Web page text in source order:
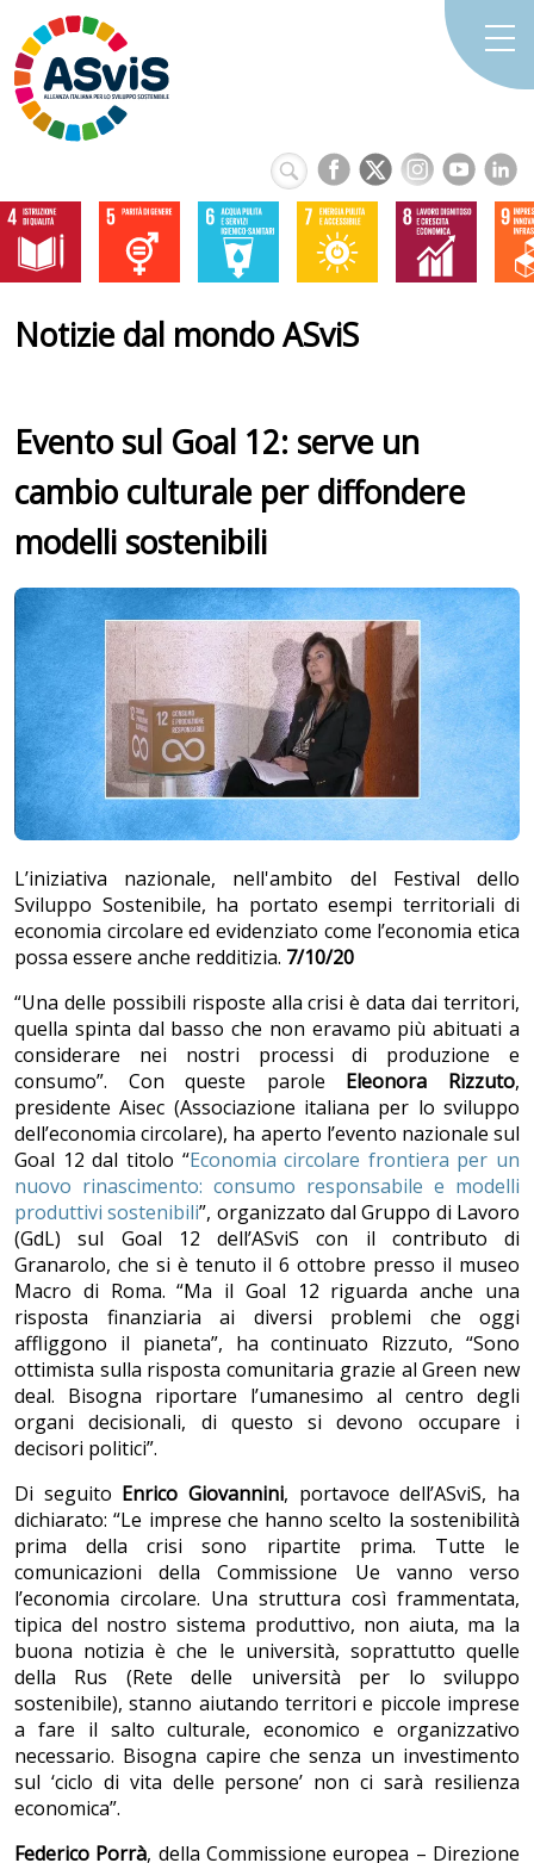
Notizie dal mondo ASviS
Evento sul Goal 12: serve un
cambio culturale per diffondere
modelli sostenibili
L’iniziativa nazionale, nell'ambito del Festival dello
Sviluppo Sostenibile, ha portato esempi territoriali di
economia circolare ed evidenziato come l’economia etica
possa essere anche redditizia. 7/10/20
“Una delle possibili risposte alla crisi è data dai territori,
quella spinta dal basso che non eravamo più abituati a
considerare nei nostri processi di produzione e
consumo”. Con queste parole Eleonora Rizzuto,
presidente Aisec (Associazione italiana per lo sviluppo
dell’economia circolare), ha aperto l’evento nazionale sul
Goal 12 dal titolo “Economia circolare frontiera per un
nuovo rinascimento: consumo responsabile e modelli
produttivi sostenibili”, organizzato dal Gruppo di Lavoro
(GdL) sul Goal 12 dell’ASviS con il contributo di
Granarolo, che si è tenuto il 6 ottobre presso il museo
Macro di Roma. “Ma il Goal 12 riguarda anche una
risposta finanziaria ai diversi problemi che oggi
affliggono il pianeta”, ha continuato Rizzuto, “Sono
ottimista sulla risposta comunitaria grazie al Green new
deal. Bisogna riportare l’umanesimo al centro degli
organi decisionali, di questo si devono occupare i
decisori politici”.
Di seguito Enrico Giovannini, portavoce dell’ASviS, ha
dichiarato: “Le imprese che hanno scelto la sostenibilità
prima della crisi sono ripartite prima. Tutte le
comunicazioni della Commissione Ue vanno verso
l’economia circolare. Una struttura così frammentata,
tipica del nostro sistema produttivo, non aiuta, ma la
buona notizia è che le università, soprattutto quelle
della Rus (Rete delle università per lo sviluppo
sostenibile), stanno aiutando territori e piccole imprese
a fare il salto culturale, economico e organizzativo
necessario. Bisogna capire che senza un investimento
sul ‘ciclo di vita delle persone’ non ci sarà resilienza
economica”.
Federico Porrà, della Commissione europea – Direzione